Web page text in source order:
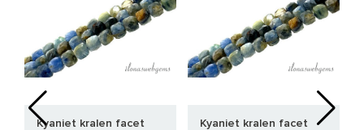
Kyaniet kralen facet
Kyaniet kralen facet